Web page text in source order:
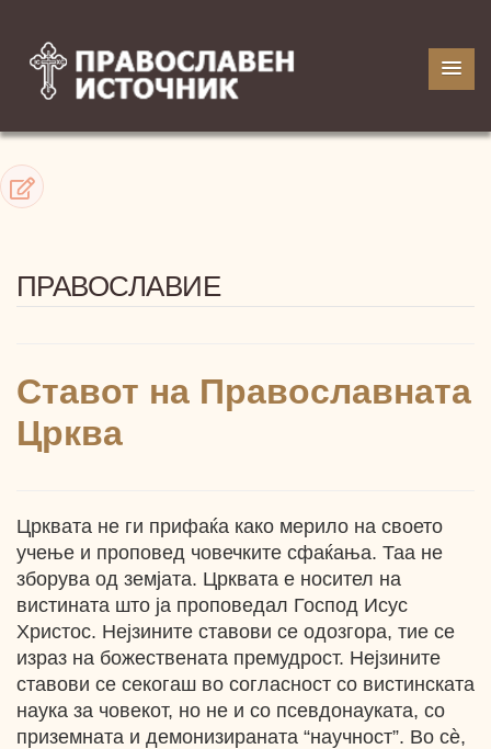
ПРАВОСЛАВИЕ
Ставот на Православната
Црква
Црквата не ги прифаќа како мерило на своето
учење и проповед човечките сфаќања. Таа не
зборува од земјата. Црквата е носител на
вистината што ја проповедал Господ Исус
Христос. Нејзините ставови се одозгора, тие се
израз на божествената премудрост. Нејзините
ставови се секогаш во согласност со вистинската
наука за човекот, но не и со псевдонауката, со
приземната и демонизираната “научност”. Во cѐ,